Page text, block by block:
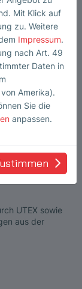
UTEX sowie
aus der
Mit Klick auf
zu. Weitere
Impressum.
nach Art. 49
Daten in
Amerika).
Sie die
anpassen.